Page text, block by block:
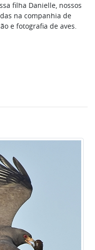
filha Danielle, nossos
na companhia de
e fotografia de aves.